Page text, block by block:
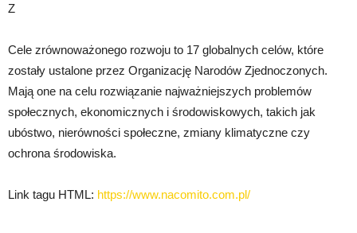
Z
Cele zrównoważonego rozwoju to 17 globalnych celów, które
zostały ustalone przez Organizację Narodów Zjednoczonych.
Mają one na celu rozwiązanie najważniejszych problemów
społecznych, ekonomicznych i środowiskowych, takich jak
ubóstwo, nierówności społeczne, zmiany klimatyczne czy
ochrona środowiska.
Link tagu HTML: https://www.nacomito.com.pl/